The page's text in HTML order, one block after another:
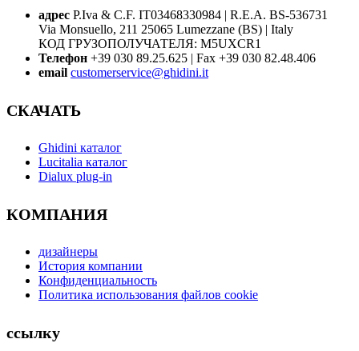
адрес P.Iva & C.F. IT03468330984 | R.E.A. BS-536731
Via Monsuello, 211 25065 Lumezzane (BS) | Italy
КОД ГРУЗОПОЛУЧАТЕЛЯ: M5UXCR1
Телефон +39 030 89.25.625 | Fax +39 030 82.48.406
email customerservice@ghidini.it
СКАЧАТЬ
Ghidini каталог
Lucitalia каталог
Dialux plug-in
КОМПАНИЯ
дизайнеры
История компании
Конфиденциальность
Политика использования файлов cookie
ссылку